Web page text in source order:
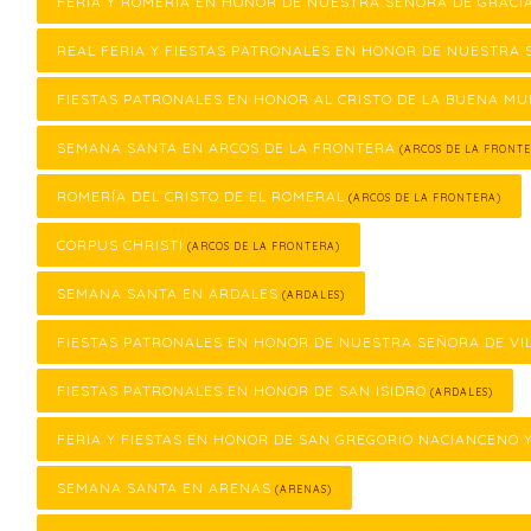
REAL FERIA Y FIESTAS PATRONALES EN HONOR DE NUESTRA
FIESTAS PATRONALES EN HONOR AL CRISTO DE LA BUENA
SEMANA SANTA EN ARCOS DE LA FRONTERA (ARCOS DE LA
ROMERÍA DEL CRISTO DE EL ROMERAL (ARCOS DE LA FRONTERA)
CORPUS CHRISTI (ARCOS DE LA FRONTERA)
SEMANA SANTA EN ARDALES (ARDALES)
FIESTAS PATRONALES EN HONOR DE NUESTRA SEÑORA DE
FIESTAS PATRONALES EN HONOR DE SAN ISIDRO (ARDALES)
FERIA Y FIESTAS EN HONOR DE SAN GREGORIO NACIANCENO
SEMANA SANTA EN ARENAS (ARENAS)